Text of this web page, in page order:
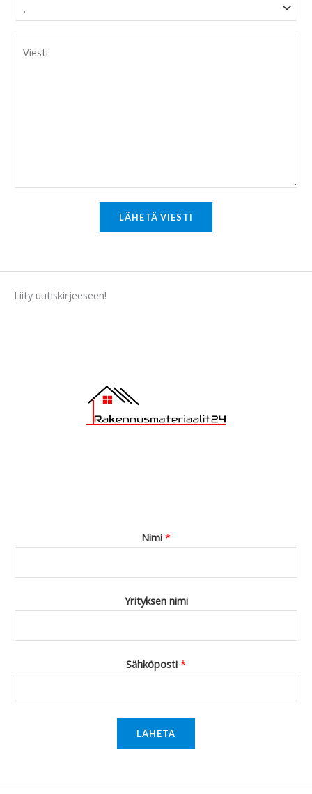
s
LÄHETÄ VIESTI
Liity uutiskirjeeseen!
Nimi *
Yrityksen nimi
Sähköposti *
LÄHETÄ